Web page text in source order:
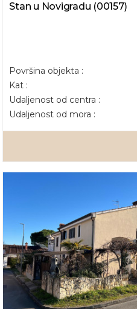
Stan u Novigradu (00157)
Površina objekta :
Kat :
Udaljenost od centra :
Udaljenost od mora :